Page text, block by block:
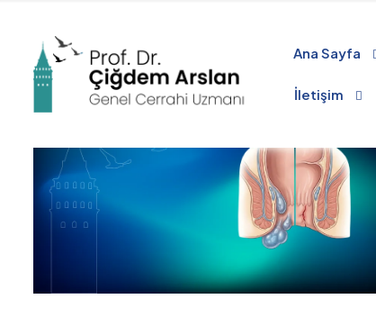
Ana Sayfa
İletişim
Filter by Categories Authors